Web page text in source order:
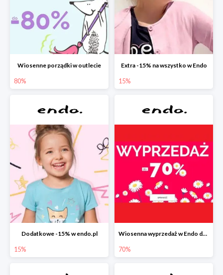
Wiosenne porządki w outlecie
80%
Extra -15% na wszystko w Endo
15%
Dodatkowe -15% w endo.pl
15%
Wiosenna wyprzedaż w Endo do -70%
70%